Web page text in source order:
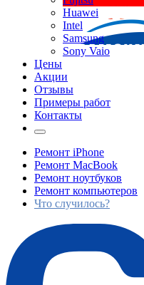
Huawei
Intel
Samsung
Sony Vaio
Цены
Акции
Отзывы
Примеры работ
Контакты
Ремонт iPhone
Ремонт MacBook
Ремонт ноутбуков
Ремонт компьютеров
Что случилось?